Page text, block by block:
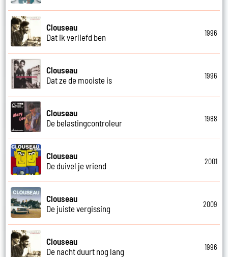
Clouseau
Dat ik verliefd ben
1996
Clouseau
Dat ze de mooiste is
1996
Clouseau
De belastingcontroleur
1988
Clouseau
De duivel je vriend
2001
Clouseau
De juiste vergissing
2009
Clouseau
De nacht duurt nog lang
1996